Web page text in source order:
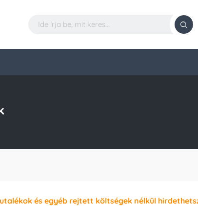
és egyéb rejtett költségek nélkül